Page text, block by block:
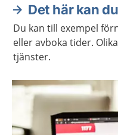
Det här kan
Du kan till exempel
eller avboka tider.
tjänster.